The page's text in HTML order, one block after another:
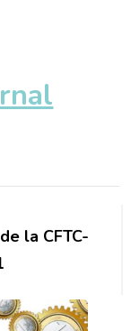
la CFTC-